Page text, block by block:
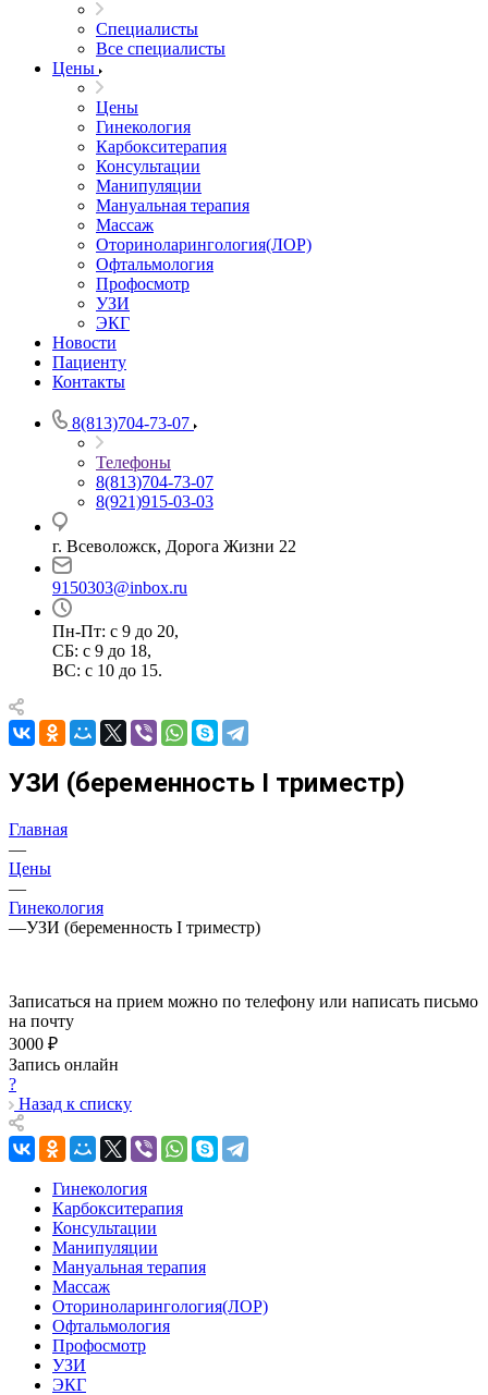
Специалисты
Все специалисты
Цены
Цены
Гинекология
Карбокситерапия
Консультации
Манипуляции
Мануальная терапия
Массаж
Оториноларингология(ЛОР)
Офтальмология
Профосмотр
УЗИ
ЭКГ
Новости
Пациенту
Контакты
8(813)704-73-07
Телефоны
8(813)704-73-07
8(921)915-03-03
г. Всеволожск, Дорога Жизни 22
9150303@inbox.ru
Пн-Пт: с 9 до 20,
СБ: с 9 до 18,
ВС: с 10 до 15.
УЗИ (беременность I триместр)
Главная
—
Цены
—
Гинекология
—УЗИ (беременность I триместр)
Записаться на прием можно по телефону или написать письмо
на почту
3000 ₽
Запись онлайн
?
Назад к списку
Гинекология
Карбокситерапия
Консультации
Манипуляции
Мануальная терапия
Массаж
Оториноларингология(ЛОР)
Офтальмология
Профосмотр
УЗИ
ЭКГ